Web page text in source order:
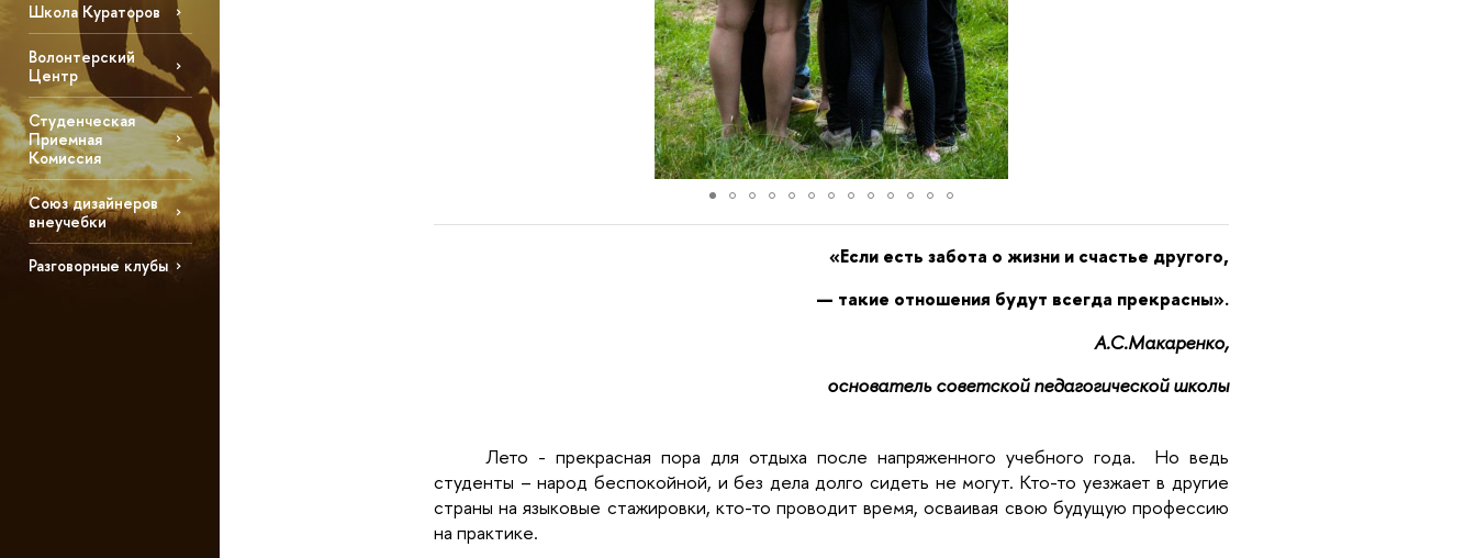
Школа Кураторов
Волонтерский
Центр
Студенческая
Приемная
Комиссия
Союз дизайнеров
внеучебки
Разговорные клубы
«Если есть забота о жизни и счастье другого,
— такие отношения будут всегда прекрасны».
А.С.Макаренко,
основатель советской педагогической школы
Лето - прекрасная пора для отдыха после напряженного учебного года. Но ведь
студенты – народ беспокойной, и без дела долго сидеть не могут. Кто-то уезжает в другие
страны на языковые стажировки, кто-то проводит время, осваивая свою будущую профессию
на практике.